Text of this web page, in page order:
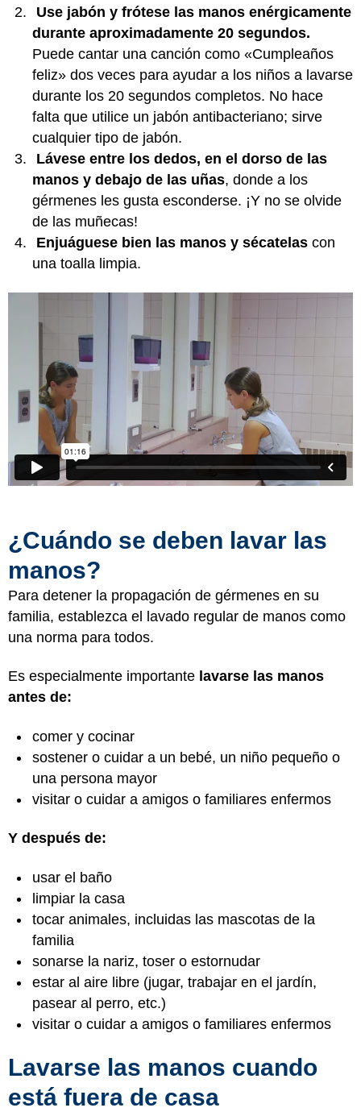
Use jabón y frótese las manos enérgicamente
durante aproximadamente 20 segundos.
Puede cantar una canción como «Cumpleaños
feliz» dos veces para ayudar a los niños a lavarse
durante los 20 segundos completos. No hace
falta que utilice un jabón antibacteriano; sirve
cualquier tipo de jabón.
Lávese entre los dedos, en el dorso de las
manos y debajo de las uñas, donde a los
gérmenes les gusta esconderse. ¡Y no se olvide
de las muñecas!
Enjuáguese bien las manos y sécatelas con
una toalla limpia.
¿Cuándo se deben lavar las
manos?
Para detener la propagación de gérmenes en su
familia, establezca el lavado regular de manos como
una norma para todos.
Es especialmente importante lavarse las manos
antes de:
comer y cocinar
sostener o cuidar a un bebé, un niño pequeño o
una persona mayor
visitar o cuidar a amigos o familiares enfermos
Y después de:
usar el baño
limpiar la casa
tocar animales, incluidas las mascotas de la
familia
sonarse la nariz, toser o estornudar
estar al aire libre (jugar, trabajar en el jardín,
pasear al perro, etc.)
visitar o cuidar a amigos o familiares enfermos
Lavarse las manos cuando
está fuera de casa